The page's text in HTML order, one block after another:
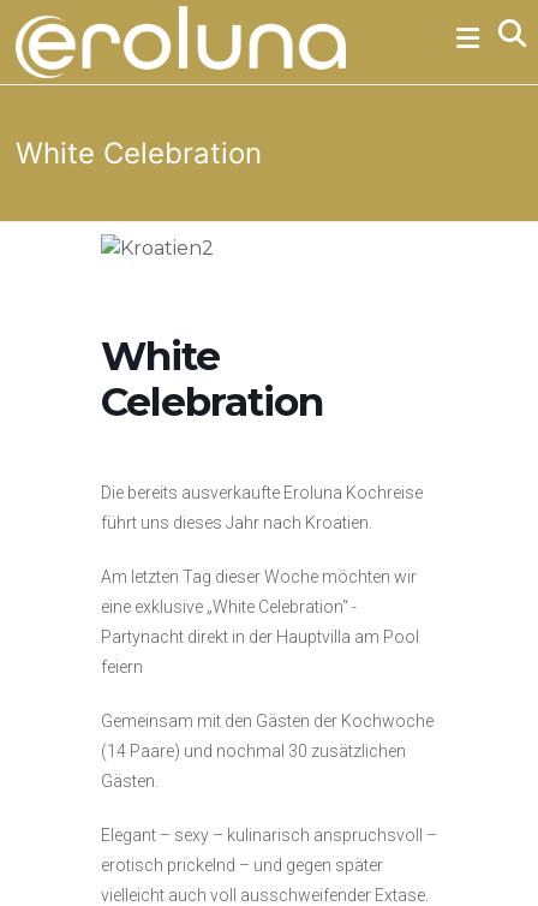
Skip
to
content
Eroluna
Erotikpartys
erotische
White Celebration
White
Celebration
Die bereits ausverkaufte Eroluna Kochreise
führt uns dieses Jahr nach Kroatien.
Am letzten Tag dieser Woche möchten wir
eine exklusive „White Celebration“ -
Partynacht direkt in der Hauptvilla am Pool
feiern
Gemeinsam mit den Gästen der Kochwoche
(14 Paare) und nochmal 30 zusätzlichen
Gästen.
Elegant – sexy – kulinarisch anspruchsvoll –
erotisch prickelnd – und gegen später
vielleicht auch voll ausschweifender Extase.